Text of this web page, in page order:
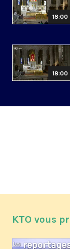
18:00
18:00
KTO vous